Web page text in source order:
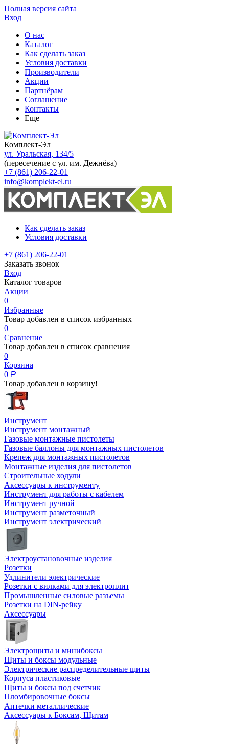
Полная версия сайта
Вход
О нас
Каталог
Как сделать заказ
Условия доставки
Производители
Акции
Партнёрам
Соглашение
Контакты
Еще
Комплект-Эл
ул. Уральская, 134/5
(пересечение с ул. им. Дежнёва)
+7 (861) 206-22-01
info@komplekt-el.ru
Как сделать заказ
Условия доставки
+7 (861) 206-22-01
Заказать звонок
Вход
Каталог товаров
Акции
0
Избранные
Товар добавлен в список избранных
0
Сравнение
Товар добавлен в список сравнения
0
Корзина
0 Р
Товар добавлен в корзину!
Инструмент
Инструмент монтажный
Газовые монтажные пистолеты
Газовые баллоны для монтажных пистолетов
Крепеж для монтажных пистолетов
Монтажные изделия для пистолетов
Строительные ходули
Аксессуары к инструменту
Инструмент для работы с кабелем
Инструмент ручной
Инструмент разметочный
Инструмент электрический
Электроустановочные изделия
Розетки
Удлинители электрические
Розетки с вилками для электроплит
Промышленные силовые разъемы
Розетки на DIN-рейку
Аксессуары
Электрощиты и минибоксы
Щиты и боксы модульные
Электрические распределительные щиты
Корпуса пластиковые
Щиты и боксы под счетчик
Пломбировочные боксы
Аптечки металлические
Аксессуары к Боксам, Щитам